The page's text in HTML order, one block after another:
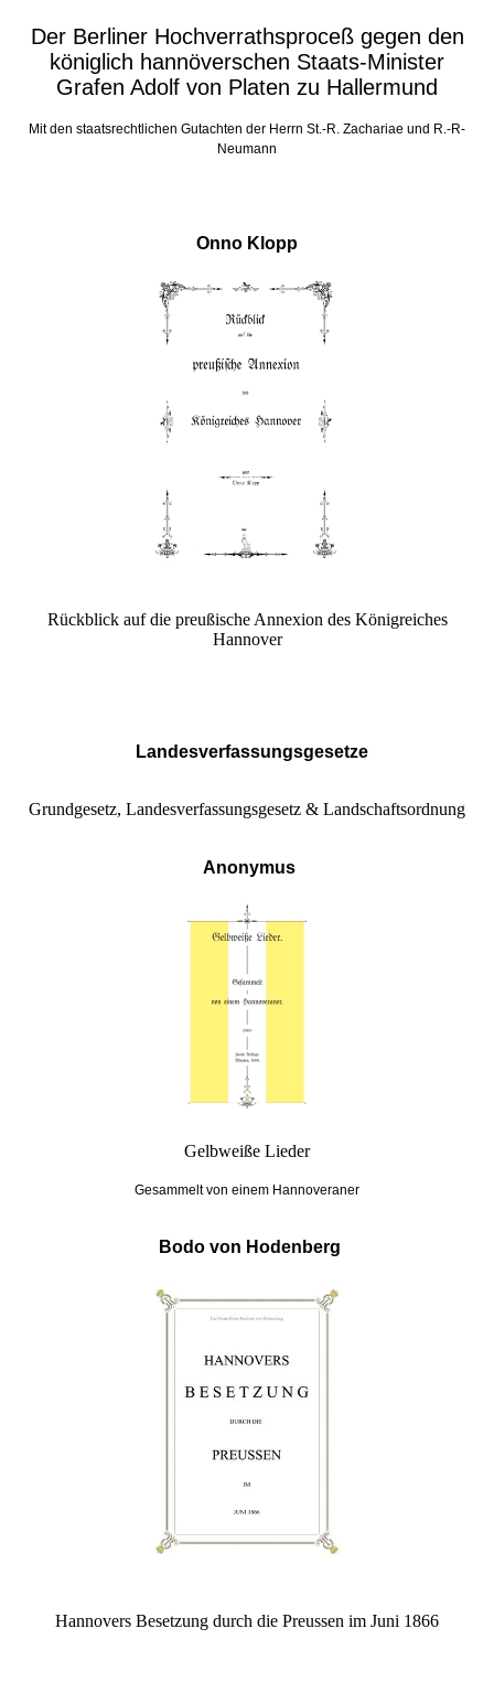
Der Berliner Hochverrathsproceß gegen den
königlich hannöverschen Staats-Minister
Grafen Adolf von Platen zu Hallermund
Mit den staatsrechtlichen Gutachten der Herrn St.-R. Zachariae und R.-R-
Neumann
Onno Klopp
Rückblick auf die preußische Annexion des Königreiches
Hannover
Landesverfassungsgesetze
Grundgesetz, Landesverfassungsgesetz & Landschaftsordnung
Anonymus
Gelbweiße Lieder
Gesammelt von einem Hannoveraner
Bodo von Hodenberg
Hannovers Besetzung durch die Preussen im Juni 1866